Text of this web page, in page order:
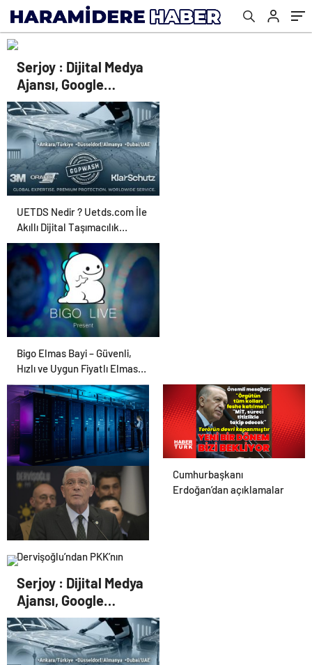
Serjoy : Dijital Medya
Ajansı, Google
Reklam Ajansı, SEO
Ajansı ve Web
Tasarım Ajansı
UETDS Nedir ? Uetds.com İle
Akıllı Dijital Taşımacılık
Yazılımı
Bigo Elmas Bayi – Güvenli,
Hızlı ve Uygun Fiyatlı Elmas
Satın Almanın Yeni Adresi
Datahost İle Güvenilir
Sunucu Hizmetleri
Cumhurbaşkanı
Erdoğan’dan açıklamalar
Dervişoğlu’ndan PKK’nın
açıklama
Serjoy : Dijital Medya
Ajansı, Google
Reklam Ajansı, SEO
Ajansı ve Web
Tasarım Ajansı